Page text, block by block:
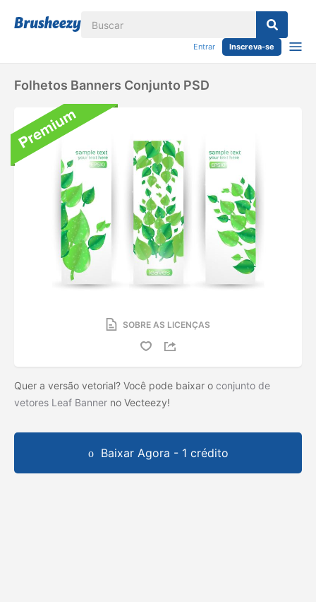
Entrar Inscreva-se
Folhetos Banners Conjunto PSD
SOBRE AS LICENÇAS
Quer a versão vetorial? Você pode baixar o conjunto de
vetores Leaf Banner no Vecteezy!
Baixar Agora - 1 crédito